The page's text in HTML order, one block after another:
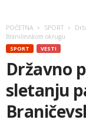
POČETNA SPORT
Braničevskom okrugu
SPORT VESTI
Državno
sletanju